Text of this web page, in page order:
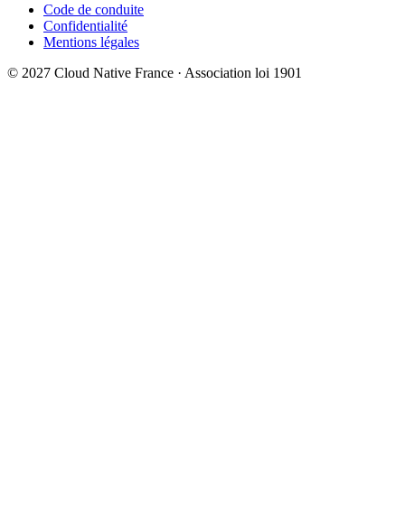
Code de conduite
Confidentialité
Mentions légales
© 2027 Cloud Native France · Association loi 1901